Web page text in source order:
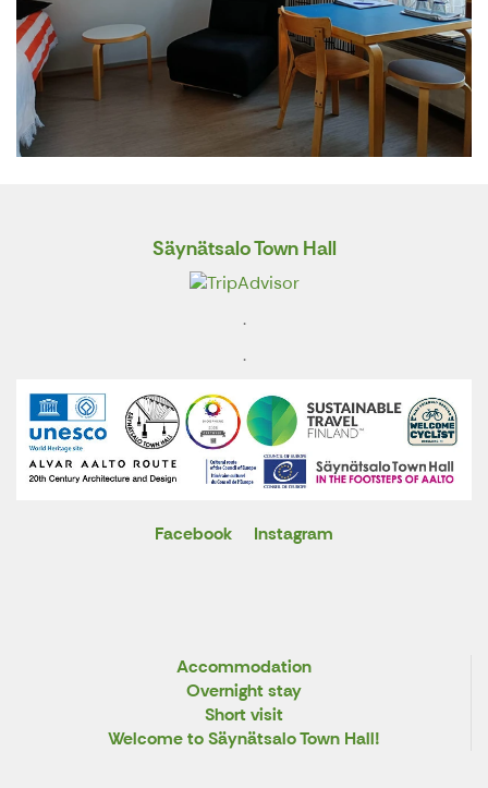
Säynätsalo Town Hall
.
.
Facebook Instagram
Accommodation
Overnight stay
Short visit
Welcome to Säynätsalo Town Hall!